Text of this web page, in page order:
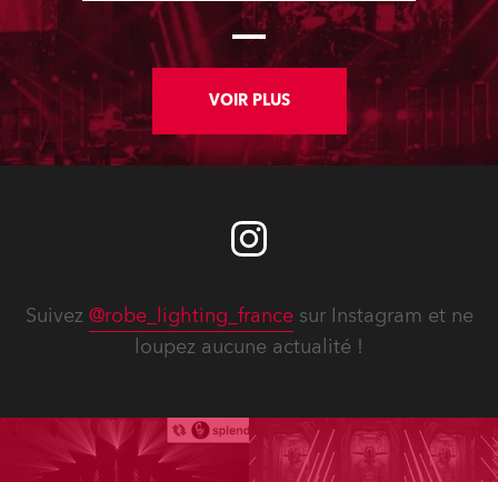
hand, complete, and comprehensive
data to their customers. In total, in
2024, Robe has released more than
35 new GDTF files. There have also
been numerous adjustments and
improvements made to older Robe
GDTF files.
VOIR PLUS
Suivez @robe_lighting_francesur Instagram et ne
loupez aucune actualité !